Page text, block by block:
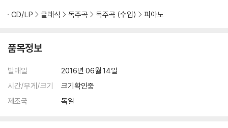
CD/LP 클래식 독주곡 독주곡 (수입) 피아노
품목정보
발매일
2016년 06월 14일
시간/무게/크기
크기확인중
제조국
독일